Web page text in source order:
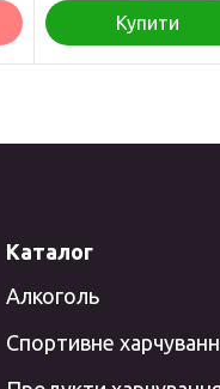
Купити
Каталог
Алкоголь
Спортивне